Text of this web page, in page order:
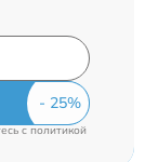
cполитикой